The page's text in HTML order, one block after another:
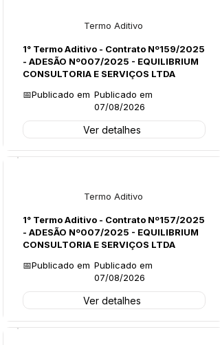
Termo Aditivo
1° Termo Aditivo - Contrato Nº159/2025
- ADESÃO Nº007/2025 - EQUILIBRIUM
CONSULTORIA E SERVIÇOS LTDA
📅Publicado em Publicado em
07/08/2026
Ver detalhes
Termo Aditivo
1° Termo Aditivo - Contrato Nº157/2025
- ADESÃO Nº007/2025 - EQUILIBRIUM
CONSULTORIA E SERVIÇOS LTDA
📅Publicado em Publicado em
07/08/2026
Ver detalhes